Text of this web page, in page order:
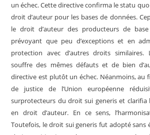
un échec. Cette directive confirma le statu
droit d’auteur pour les bases de données.
le droit d’auteur des producteurs de
prévoyant que peu d’exceptions et en
protection avec d’autres droits
souffre des mêmes défauts et de bien
directive est plutôt un échec. Néanmoins, au
de justice de l’Union européenne
surprotecteurs du droit sui generis et clarifia
en droit d’auteur. En ce sens,
Toutefois, le droit sui generis fut adopté sans